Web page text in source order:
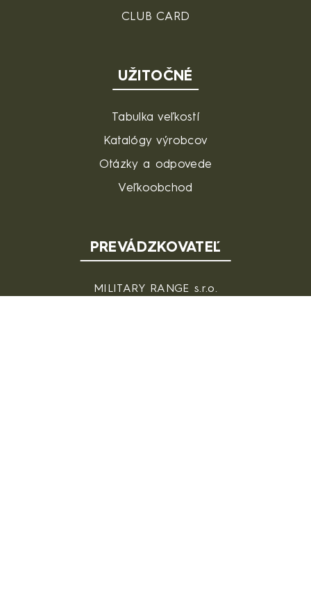
CLUB CARD
UŽITOČNÉ
Tabulka veľkostí
Katalógy výrobcov
Otázky a odpovede
Veľkoobchod
PREVÁDZKOVATEĽ
MILITARY RANGE s.r.o.